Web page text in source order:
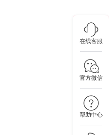
在线客服
官方微信
帮助中心